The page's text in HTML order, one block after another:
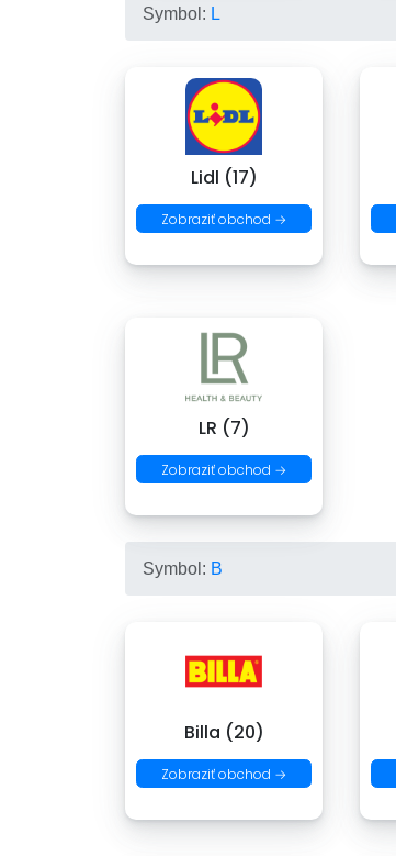
Symbol: L
Lidl (17)
Zobraziť obchod →
LR (7)
Zobraziť obchod →
Symbol: B
Billa (20)
Zobraziť obchod →